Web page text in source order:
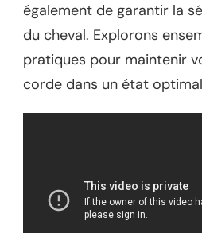
également de garantir la
du cheval. Explorons
pratiques pour maintenir
corde dans un état